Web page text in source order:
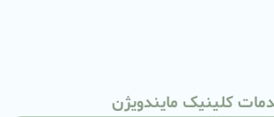
کلینیک مایندویژن